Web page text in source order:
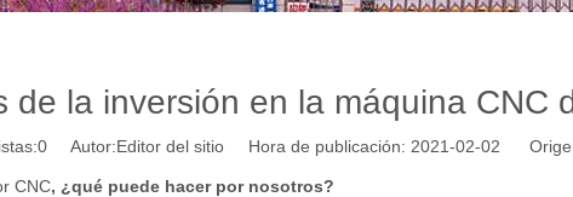
de la inversión en la máquina CNC
0 Autor:Editor del sitio Hora de publicación: 2021-02-02
CNC, ¿qué puede hacer por nosotros?